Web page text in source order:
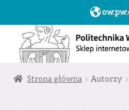
Przejdź
do
nawigacji
Przejdź
do
treści
StartStrona główna Autorzy